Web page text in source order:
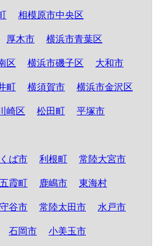
相模原市中央区
厚木市 横浜市青葉区
区 横浜市磯子区 大和市
町 横須賀市 横浜市金沢区
崎区 松田町 平塚市
ば市 利根町 常陸大宮市
五霞町 鹿嶋市 東海村
守谷市 常陸太田市 水戸市
石岡市 小美玉市